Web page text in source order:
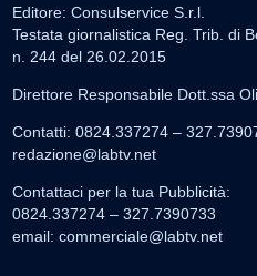
Editore: Consulservice S.r.l.
Testata giornalistica Reg. Trib. di
n. 244 del 26.02.2015
Direttore Responsabile Dott.ssa
Contatti: 0824.337274 –
redazione@labtv.net
Contattaci per la tua Pubblicità:
0824.337274 – 327.7390733
email: commerciale@labtv.net